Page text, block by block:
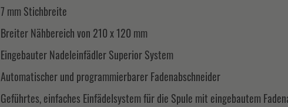
7 mm Stichbreite
Breiter Nähbereich von 210 x 120 mm
Eingebauter Nadeleinfädler Superior System
Automatischer und programmierbarer Fadenabschneider
Geführtes, einfaches Einfädelsystem für die Spule mit eingebautem